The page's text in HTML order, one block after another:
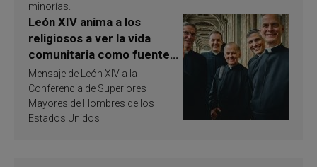
minorías.
León XIV anima a los
religiosos a ver la vida
comunitaria como fuente
de inspiración y
santificación
Mensaje de León XIV a la
Conferencia de Superiores
Mayores de Hombres de los
Estados Unidos